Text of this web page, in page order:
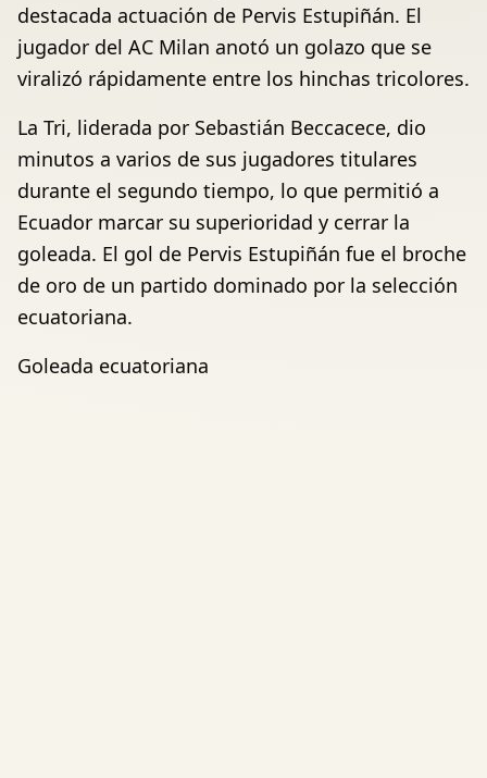
destacada actuación de Pervis Estupiñán. El
jugador del AC Milan anotó un golazo que se
viralizó rápidamente entre los hinchas tricolores.
La Tri, liderada por Sebastián Beccacece, dio
minutos a varios de sus jugadores titulares
durante el segundo tiempo, lo que permitió a
Ecuador marcar su superioridad y cerrar la
goleada. El gol de Pervis Estupiñán fue el broche
de oro de un partido dominado por la selección
ecuatoriana.
Goleada ecuatoriana